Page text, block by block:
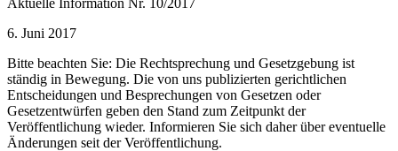
6. Juni 2017
Bitte beachten Sie: Die Rechtsprechung und Gesetzgebung ist
ständig in Bewegung. Die von uns publizierten gerichtlichen
Entscheidungen und Besprechungen von Gesetzen oder
Gesetzentwürfen geben den Stand zum Zeitpunkt der
Veröffentlichung wieder. Informieren Sie sich daher über eventuelle
Änderungen seit der Veröffentlichung.